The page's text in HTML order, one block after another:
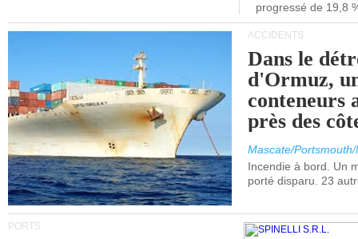
progressé de 19,8
ACCIDENTS
Dans le
d'Ormuz,
conteneurs
près des
Mascate/
Incendie à bord. Un
porté disparu. 23
PORTS